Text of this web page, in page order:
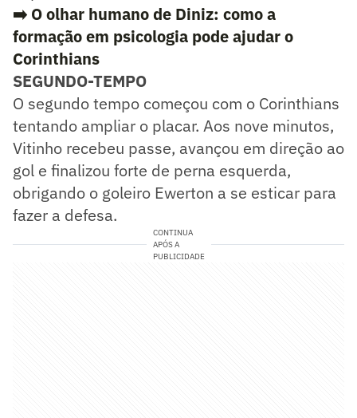
➡️ O olhar humano de Diniz: como a
formação em psicologia pode ajudar o
Corinthians
SEGUNDO-TEMPO
O segundo tempo começou com o Corinthians
tentando ampliar o placar. Aos nove minutos,
Vitinho recebeu passe, avançou em direção ao
gol e finalizou forte de perna esquerda,
obrigando o goleiro Ewerton a se esticar para
fazer a defesa.
CONTINUA
APÓS A
PUBLICIDADE